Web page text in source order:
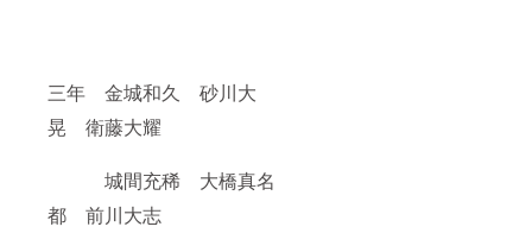
三年 金城和久 砂川大
晃 衛藤大耀
城間充稀 大橋真名
都 前川大志